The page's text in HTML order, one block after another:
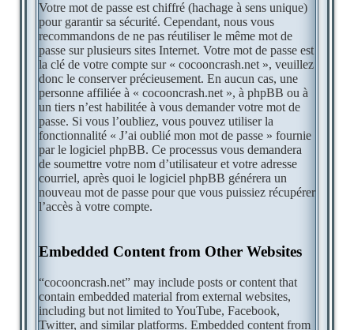
Votre mot de passe est chiffré (hachage à sens unique)
pour garantir sa sécurité. Cependant, nous vous
recommandons de ne pas réutiliser le même mot de
passe sur plusieurs sites Internet. Votre mot de passe est
la clé de votre compte sur « cocooncrash.net », veuillez
donc le conserver précieusement. En aucun cas, une
personne affiliée à « cocooncrash.net », à phpBB ou à
un tiers n’est habilitée à vous demander votre mot de
passe. Si vous l’oubliez, vous pouvez utiliser la
fonctionnalité « J’ai oublié mon mot de passe » fournie
par le logiciel phpBB. Ce processus vous demandera
de soumettre votre nom d’utilisateur et votre adresse
courriel, après quoi le logiciel phpBB générera un
nouveau mot de passe pour que vous puissiez récupérer
l’accès à votre compte.
Embedded Content from Other Websites
“cocooncrash.net” may include posts or content that
contain embedded material from external websites,
including but not limited to YouTube, Facebook,
Twitter, and similar platforms. Embedded content from